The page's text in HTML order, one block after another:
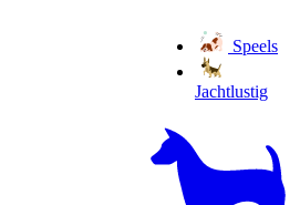
Speels
Jachtlustig